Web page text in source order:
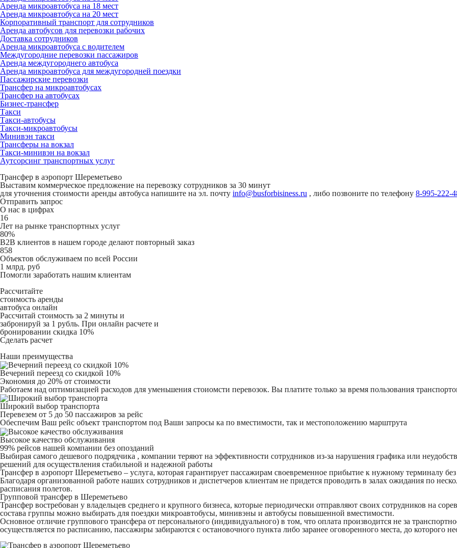
Аренда микроавтобуса на 18 мест
Аренда микроавтобуса на 20 мест
Корпоративный транспорт для сотрудников
Аренда автобусов для перевозки рабочих
Доставка сотрудников
Аренда микроавтобуса с водителем
Междугородние перевозки пассажиров
Аренда междугороднего автобуса
Аренда микроавтобуса для междугородней поездки
Пассажирские перевозки
Трансфер на микроавтобусах
Трансфер на автобусах
Бизнес-трансфер
Такси
Такси-автобусы
Такси-микроавтобусы
Минивэн такси
Трансферы на вокзал
Такси-минивэн на вокзал
Аутсорсинг транспортных услуг
Трансфер в аэропорт Шереметьево
Выставим коммерческое предложение на перевозку сотрудников за 30 минут
для уточнения стоимости аренды автобуса напишите на эл. почту info@busforbisiness.ru , либо позвоните по телефону 8-995-222-
Отправить запрос
О нас в цифрах
16
Лет на рынке транспортных услуг
80%
B2B клиентов в нашем городе делают повторный заказ
858
Объектов обслуживаем по всей России
1 млрд. руб
Помогли заработать нашим клиентам
Рассчитайте
стоимость аренды
автобуса онлайн
Рассчитай стоимость за 2 минуты и
забронируй за 1 рубль. При онлайн расчете и
бронировании скидка 10%
Сделать расчет
Наши преимущества
Вечерний переезд со скидкой 10%
Экономия до 20% от стоимости
Работаем над оптимизацией расходов для уменьшения стоиомсти перевозок. Вы платите только за время пользования
Широкий выбор транспорта
Перевезем от 5 до 50 пассажиров за рейс
Обеспечим Ваш рейс объект транспортом под Ваши запросы ка по вместимости, так и местоположению марштрута
Высокое качество обслуживания
99% рейсов нашей компании без опозданий
Выбирая самого дешевого подрядчика , компании теряют на эффективности сотрудников из-за нарушения графика или
решений для осуществления стабильной и надежной работы
Трансфер в аэропорт Шереметьево – услуга, которая гарантирует пассажирам своевременное прибытие к нужному терминалу
Благодаря организованной работе наших сотрудников и диспетчеров клиентам не придется проводить в залах ожидания по
расписания полетов.
Групповой трансфер в Шереметьево
Трансфер востребован у владельцев среднего и крупного бизнеса, которые периодически отправляют своих сотрудников на
состава группы можно выбирать для поездки микроавтобусы, минивэны и автобусы повышенной вместимости.
Основное отличие группового трансфера от персонального (индивидуального) в том, что оплата производится не за
осуществляется по расписанию, пассажиры забираются с остановочного пункта либо заранее оговоренного места, до которого